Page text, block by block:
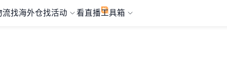
流找海外仓找活动 看直播工具箱